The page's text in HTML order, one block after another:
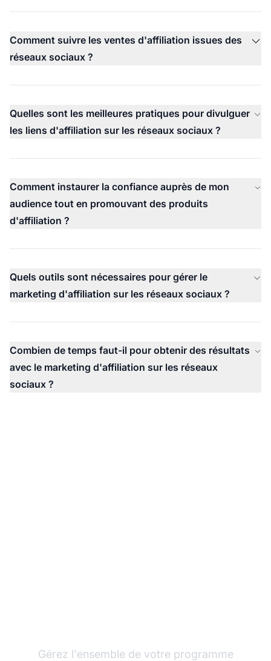
Comment suivre les ventes d'affiliation issues des
réseaux sociaux ?
Quelles sont les meilleures pratiques pour divulguer
les liens d'affiliation sur les réseaux sociaux ?
Comment instaurer la confiance auprès de mon
audience tout en promouvant des produits
d'affiliation ?
Quels outils sont nécessaires pour gérer le
marketing d'affiliation sur les réseaux sociaux ?
Combien de temps faut-il pour obtenir des résultats
avec le marketing d'affiliation sur les réseaux
sociaux ?
Gérez l'ensemble de votre programme